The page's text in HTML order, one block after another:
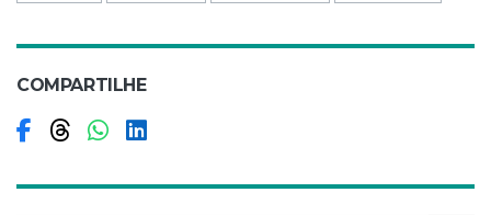
COMPARTILHE
Compartilhar no Facebook
Compartilhar no Threads
Compartilhar no WhatsApp
Compartilhar no LinkedIn